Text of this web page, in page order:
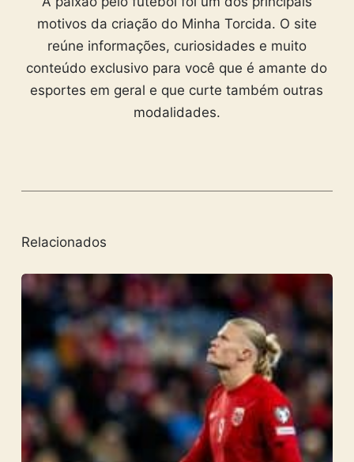
motivos da criação do Minha Torcida. O site
reúne informações, curiosidades e muito
conteúdo exclusivo para você que é amante do
esportes em geral e que curte também outras
modalidades.
Relacionados